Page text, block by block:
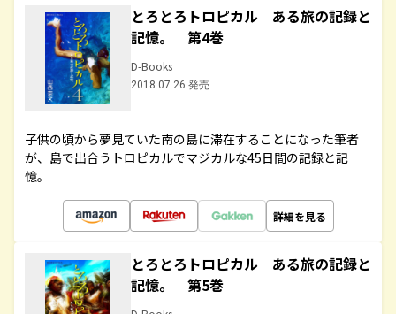
とろとろトロピカル ある旅の記録と
記憶。 第4巻
D-Books
2018.07.26 発売
子供の頃から夢見ていた南の島に滞在することになった筆者
が、島で出合うトロピカルでマジカルな45日間の記録と記
憶。
詳細を見る
とろとろトロピカル ある旅の記録と
記憶。 第5巻